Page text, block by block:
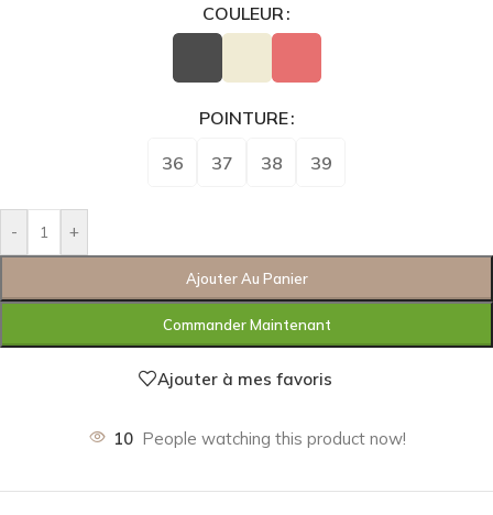
COULEUR
POINTURE
36 37 38 39
- +
Ajouter Au Panier
Commander Maintenant
Ajouter à mes favoris
10 People watching this product now!